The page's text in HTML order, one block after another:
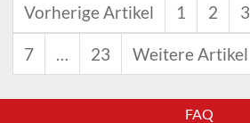
Vorherige Artikel 1 2 3
7 … 23 Weitere Artikel
FAQ